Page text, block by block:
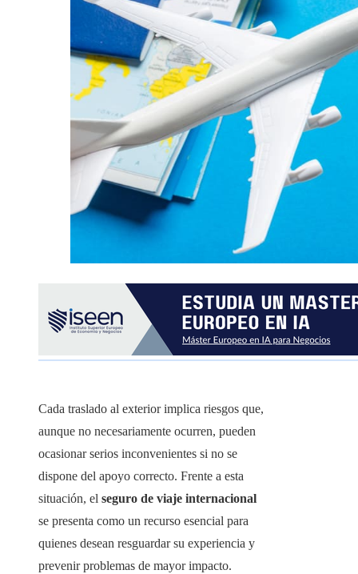
Cada traslado al exterior implica riesgos que,
aunque no necesariamente ocurren, pueden
ocasionar serios inconvenientes si no se
dispone del apoyo correcto. Frente a esta
situación, el seguro de viaje internacional
se presenta como un recurso esencial para
quienes desean resguardar su experiencia y
prevenir problemas de mayor impacto.